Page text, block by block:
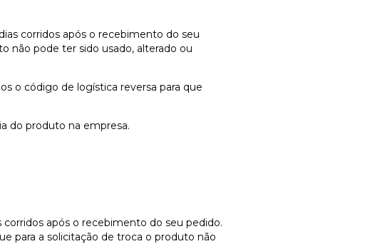
corridos após o recebimento do seu
não pode ter sido usado, alterado ou
o código de logística reversa para que
do produto na empresa.
após o recebimento do seu pedido.
para a solicitação de troca o produto não